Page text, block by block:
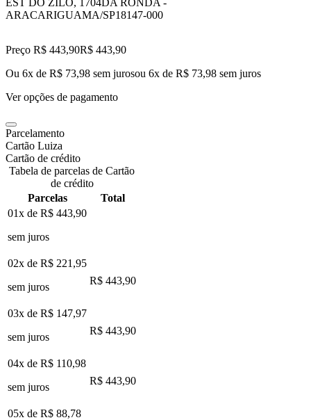
ARACARIGUAMA/SP18147-000
Preço R$ 443,90R$ 443,90
Ou 6x de R$ 73,98 sem jurosou 6x de R$ 73,98 sem juros
Ver opções de pagamento
Parcelamento
Cartão Luiza
Cartão de crédito
Tabela de parcelas de Cartão
de crédito
Parcelas
Total
01x de R$ 443,90
sem juros
02x de R$ 221,95
sem juros
R$ 443,90
03x de R$ 147,97
sem juros
R$ 443,90
04x de R$ 110,98
sem juros
R$ 443,90
05x de R$ 88,78